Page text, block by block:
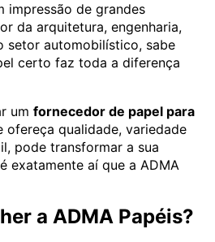
impressão de grandes
da arquitetura, engenharia,
setor automobilístico, sabe
certo faz toda a diferença
um fornecedor de papel para
ofereça qualidade, variedade
pode transformar a sua
exatamente aí que a ADMA
a ADMA Papéis?